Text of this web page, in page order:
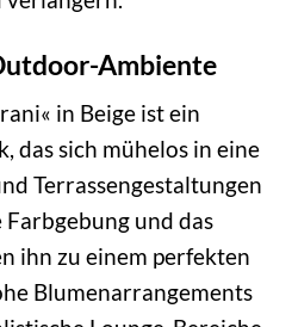
Ambiente
in Beige ist ein
das sich mühelos in eine
Terrassengestaltungen
und das
ihn zu einem perfekten
Blumenarrangements